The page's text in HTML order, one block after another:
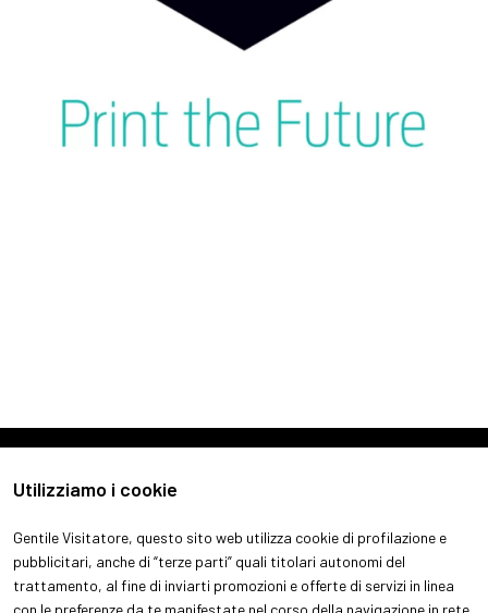
Utilizziamo i cookie
Gentile Visitatore, questo sito web utilizza cookie di profilazione e
pubblicitari, anche di “terze parti” quali titolari autonomi del
trattamento, al fine di inviarti promozioni e offerte di servizi in linea
con le preferenze da te manifestate nel corso della navigazione in rete.